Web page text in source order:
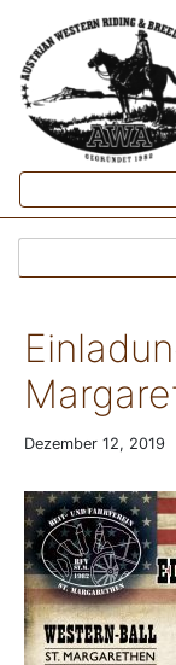
nach:
Dezember 12, 2019